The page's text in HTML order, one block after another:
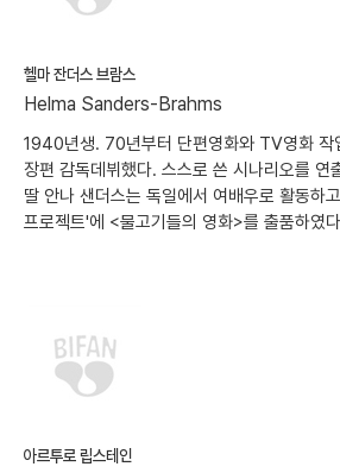
헬마 잔더스 브람스
Helma Sanders-Brahms
1940년생. 70년부터 단편영화와 TV영화 작
장편 감독데뷔했다. 스스로 쓴 시나리오를 연
딸 안나 샌더스는 독일에서 여배우로 활동하
프로젝트'에 <물고기들의 영화>를 출품하였
아르투로 립스테인